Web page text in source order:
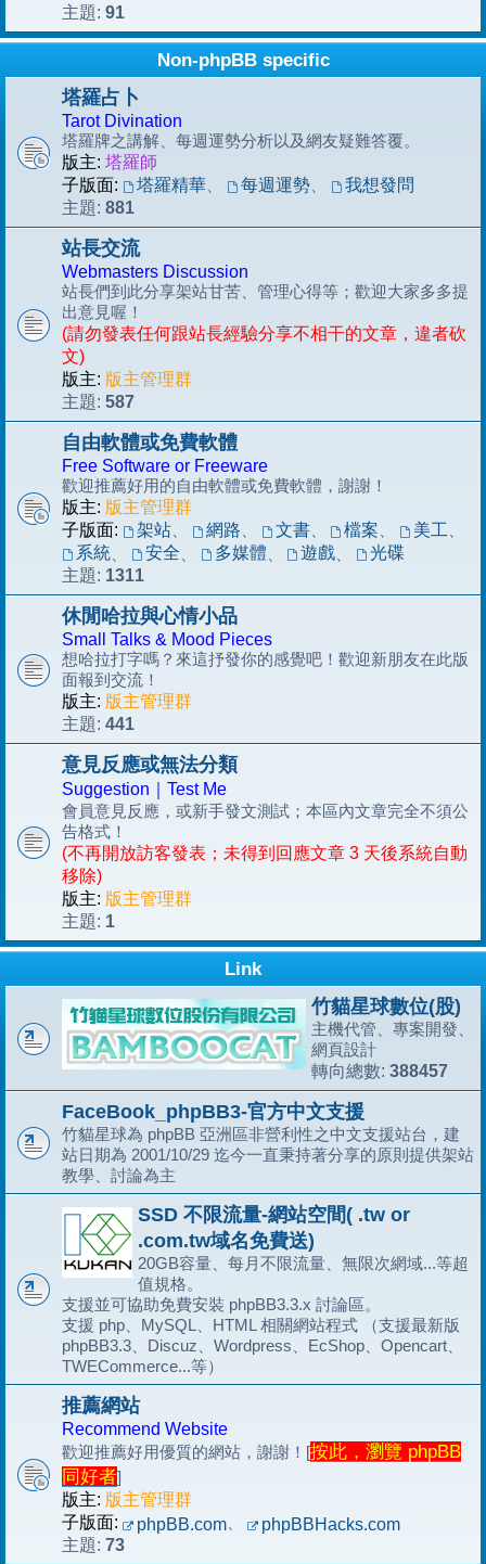
主題: 91
Non-phpBB specific
塔羅占卜
Tarot Divination
塔羅牌之講解、每週運勢分析以及網友疑難答覆。
版主: 塔羅師
子版面:
塔羅精華、 每週運勢、
我想發問
主題: 881
站長交流
Webmasters Discussion
站長們到此分享架站甘苦、管理心得等；歡迎大家多多提
出意見喔！
(請勿發表任何跟站長經驗分享不相干的文章，違者砍
文)
版主: 版主管理群
主題: 587
自由軟體或免費軟體
Free Software or Freeware
歡迎推薦好用的自由軟體或免費軟體，謝謝！
版主: 版主管理群
子版面:
架站、 網路 文書、 檔案 美工
系統、 安全 多媒體 遊戲
光碟
主題: 1311
休閒哈拉與心情小品
Small Talks & Mood Pieces
想哈拉打字嗎？來這抒發你的感覺吧！歡迎新朋友在此版
面報到交流！
版主: 版主管理群
主題: 441
意見反應或無法分類
Suggestion｜Test Me
會員意見反應，或新手發文測試；本區內文章完全不須公
告格式！
(不再開放訪客發表；未得到回應文章 3 天後系統自動
移除)
版主: 版主管理群
主題: 1
Link
竹貓星球數位(股)
主機代管、專案開發、
網頁設計
轉向總數: 388457
FaceBook_phpBB3-官方中文支援
竹貓星球為 phpBB 亞洲區非營利性之中文支援站台，建
站日期為 2001/10/29 迄今一直秉持著分享的原則提供架站
教學、討論為主
SSD 不限流量-網站空間( .tw or
.com.tw域名免費送)
20GB容量、每月不限流量、無限次網域...等超
值規格。
支援並可協助免費安裝 phpBB3.3.x 討論區。
支援 php、MySQL、HTML 相關網站程式 （支援最新版
phpBB3.3、Discuz、Wordpress、EcShop、Opencart、
TWECommerce...等）
推薦網站
Recommend Website
歡迎推薦好用優質的網站，謝謝！[按此，瀏覽 phpBB
同好者]
版主: 版主管理群
子版面:
phpBB.com、
phpBBHacks.com
主題: 73